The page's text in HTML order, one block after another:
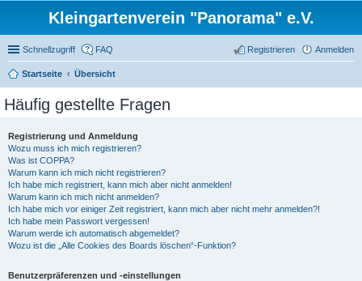
Kleingartenverein "Panorama" e.V.
Schnellzugriff FAQ Anmelden
Registrieren
Startseite Übersicht
Häufig gestellte Fragen
Registrierung und Anmeldung
Wozu muss ich mich registrieren?
Was ist COPPA?
Warum kann ich mich nicht registrieren?
Ich habe mich registriert, kann mich aber nicht anmelden!
Warum kann ich mich nicht anmelden?
Ich habe mich vor einiger Zeit registriert, kann mich aber nicht mehr anmelden?!
Ich habe mein Passwort vergessen!
Warum werde ich automatisch abgemeldet?
Wozu ist die „Alle Cookies des Boards löschen“-Funktion?
Benutzerpräferenzen und -einstellungen